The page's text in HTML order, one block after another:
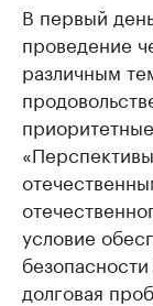
В первый
проведение
различным
условие
долговая